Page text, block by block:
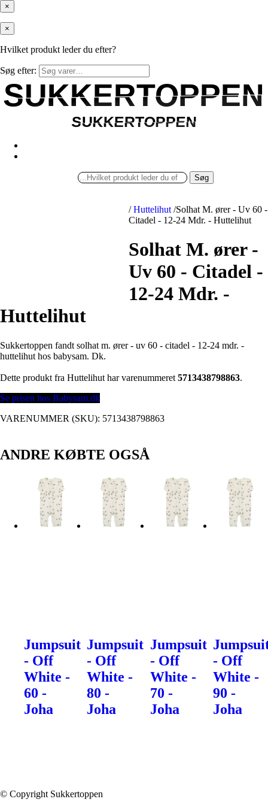
×
×
Hvilket produkt leder du efter?
Søg efter:
SUKKERTOPPEN
SUKKERTOPPEN
SUKKERTOPPEN
SUKKERTOPPEN
Søg
/ Huttelihut /Solhat M. ører - Uv 60 -
Citadel - 12-24 Mdr. - Huttelihut
Solhat M. ører -
Uv 60 - Citadel -
12-24 Mdr. -
Huttelihut
Sukkertoppen fandt solhat m. ører - uv 60 - citadel - 12-24 mdr. -
huttelihut hos babysam. Dk.
Dette produkt fra Huttelihut har varenummeret 5713438798863.
Se prisen hos Babysam.dk
VARENUMMER (SKU): 5713438798863
ANDRE KØBTE OGSÅ
Jumpsuit
- Off
White -
60 -
Joha
Jumpsuit
- Off
White -
80 -
Joha
Jumpsuit
- Off
White -
70 -
Joha
- Off
White -
90 -
Joha
© Copyright Sukkertoppen